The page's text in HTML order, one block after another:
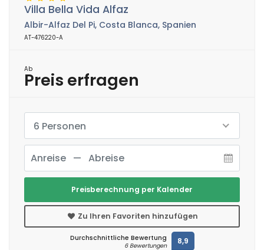
Villa Bella Vida Alfaz
Albir-Alfaz Del Pi, Costa Blanca, Spanien
AT-476220-A
Ab
Preis erfragen
6 Personen
Preisberechnung per Kalender
Zu Ihren Favoriten hinzufügen
Durchschnittliche Bewertung
6 Bewertungen 8,9